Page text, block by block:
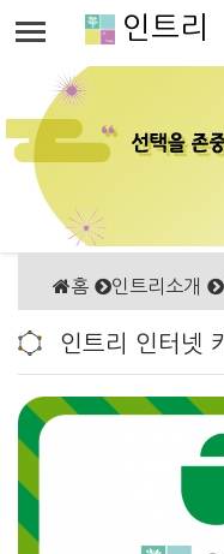
인트리
홈 인트리소개
인트리 인터넷